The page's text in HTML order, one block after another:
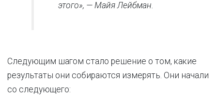
этого», — Майя Лейбман.
Следующим шагом стало решение о том, какие
результаты они собираются измерять. Они начали
со следующего: